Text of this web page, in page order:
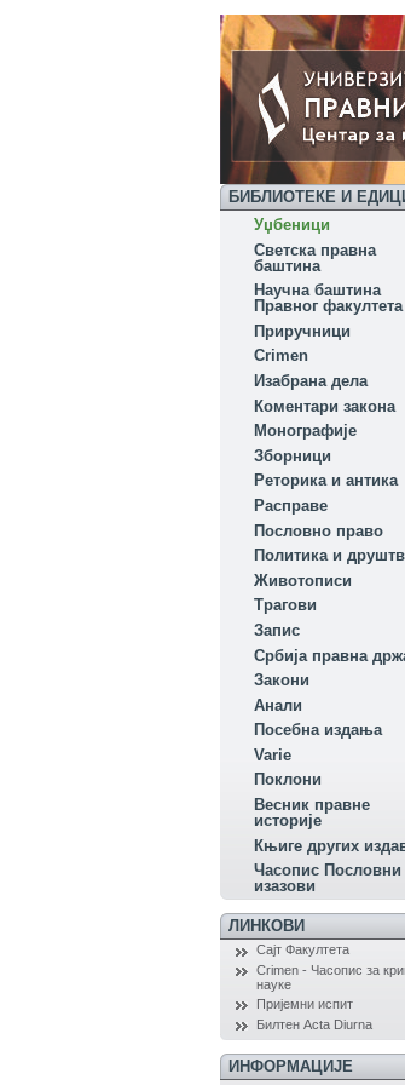
БИБЛИОТЕКЕ И
Уџбеници
Светска правна
баштина
Научна баштина
Правног факултета
Приручници
Crimen
Изабрана дела
Коментари закона
Монографије
Зборници
Реторика и антика
Расправе
Пословно право
Политика и
Животописи
Трагови
Запис
Србија правна
Закони
Aнали
Посебна издања
Variе
Поклони
Весник правне
историје
Књиге других
Часопис Пословни
изазови
ЛИНКОВИ
Сајт Факултета
Crimen - Часопис за
науке
Пријемни испит
Билтен Acta Diurna
ИНФОРМАЦИЈЕ
ЕКОНОМИЈА ЗА...
УВОД У...